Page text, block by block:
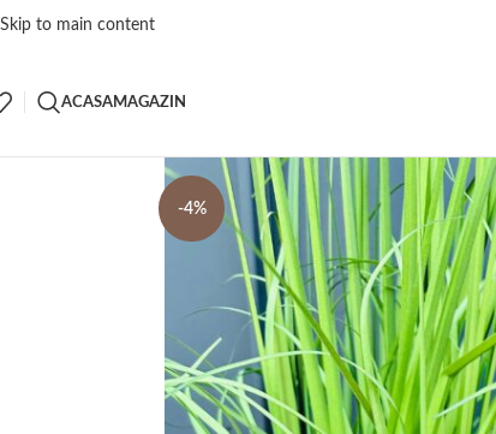
Skip to main content
ACASAMAGAZIN
-4%